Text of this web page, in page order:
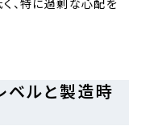
ベルと製造時